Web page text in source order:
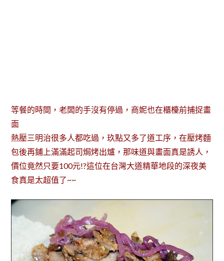
等餐的時間，老闆的手沒有停過，商妮也在櫃檯前捕捉畫
面
熱壓三明治很多人都吃過，玖點又多了道工序，在壓烤麵
包後再鋪上滿滿起司焗烤出爐，那味道與畫面真是誘人，
價位竟然只要100元!?這位在台灣大道精華地段的深夜美
食真是太超值了~~